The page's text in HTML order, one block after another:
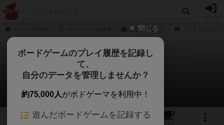
こねこばくはつ
ミニオンばくはつ
次のおすすめボードゲーム
4 1
閉じる
ボードゲームのプレイ履歴を記録し
て、
自分のデータを管理しませんか？
約75,000人がボドゲーマを利用中！
遊んだボードゲームを記録する